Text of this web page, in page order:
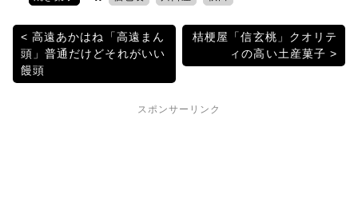
er
e
b
o
o
k
n
a et
投
稿
高遠あかはね「高遠まん
頭」普通だけどそれがいい
饅頭
桔梗屋「信玄桃」クオリテ
ィの高い土産菓子
スポンサーリンク